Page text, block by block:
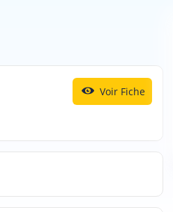
Voir Fiche